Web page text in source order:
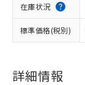
在庫状況
標準価格(税別)
詳細情報